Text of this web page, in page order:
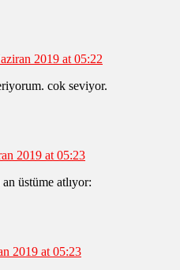
2019 at 05:22
cok seviyor.
2019 at 05:23
üstüme atlıyor:
2019 at 05:23